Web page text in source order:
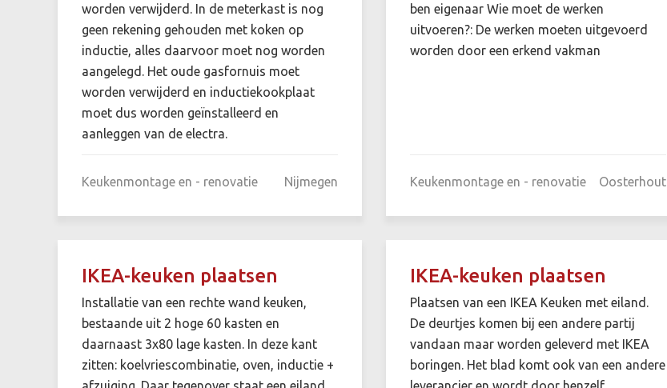
worden verwijderd. In de meterkast is nog
geen rekening gehouden met koken op
inductie, alles daarvoor moet nog worden
aangelegd. Het oude gasfornuis moet
worden verwijderd en inductiekookplaat
moet dus worden geïnstalleerd en
aanleggen van de electra.
Keukenmontage en - renovatie Nijmegen
ben eigenaar Wie moet de werken
uitvoeren?: De werken moeten uitgevoerd
worden door een erkend vakman
Keukenmontage en - renovatie Oosterhout
IKEA-keuken plaatsen
Installatie van een rechte wand keuken,
bestaande uit 2 hoge 60 kasten en
daarnaast 3x80 lage kasten. In deze kant
zitten: koelvriescombinatie, oven, inductie +
IKEA-keuken plaatsen
Plaatsen van een IKEA Keuken met eiland.
De deurtjes komen bij een andere partij
vandaan maar worden geleverd met IKEA
boringen. Het blad komt ook van een andere